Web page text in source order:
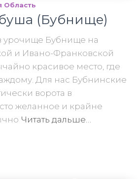
Область
(Бубнище)
урочище Бубнище на
и Ивано-Франковской
красивое место, где
Для нас Бубнинские
ворота в
желанное и крайне
Читать дальше…